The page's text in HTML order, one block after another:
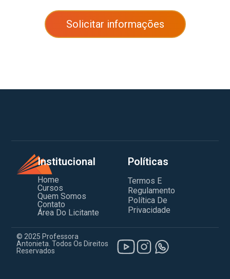
Solicitar informações
Institucional
Home
Cursos
Quem Somos
Contato
Área Do Licitante
Políticas
Termos E
Regulamento
Política De
Privacidade
© 2025 Professora
Antonieta. Todos Os Direitos
Reservados